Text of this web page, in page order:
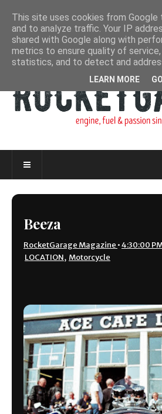
Beeza
RocketGarage Magazine •4:30:00
LOCATION, Motorcycle
This site uses cookies from
and to analyze traffic. Your IP
shared with Google along with
metrics to ensure quality of
statistics, and to detect and
LEARN MORE